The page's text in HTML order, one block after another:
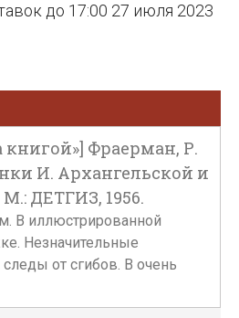
до 17:00 27 июля 2023
книгой»] Фраерман, Р.
И. Архангельской и
ДЕТГИЗ, 1956.
В иллюстрированной
Незначительные
от сгибов. В очень